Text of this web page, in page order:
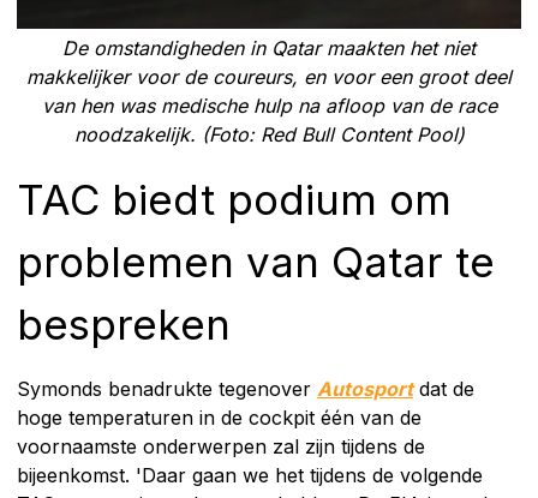
De omstandigheden in Qatar maakten het niet
makkelijker voor de coureurs, en voor een groot deel
van hen was medische hulp na afloop van de race
noodzakelijk. (Foto: Red Bull Content Pool)
TAC biedt podium om
problemen van Qatar te
bespreken
Symonds benadrukte tegenover Autosportdat de
hoge temperaturen in de cockpit één van de
voornaamste onderwerpen zal zijn tijdens de
bijeenkomst. 'Daar gaan we het tijdens de volgende